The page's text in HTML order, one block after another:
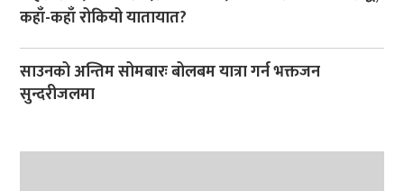
कहाँ-कहाँ रोकियो यातायात?
साउनको अन्तिम सोमबारः बोलबम यात्रा गर्न भक्तजन
सुन्दरीजलमा